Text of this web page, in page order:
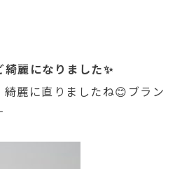
麗になりました✨
麗に直りましたね😊ブラン